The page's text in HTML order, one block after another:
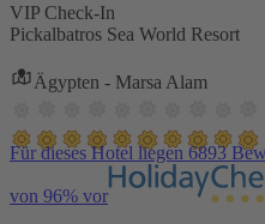
VIP Check-In
Pickalbatros Sea World Resort
Ägypten - Marsa Alam
Für dieses Hotel liegen 6893
von 96% vor